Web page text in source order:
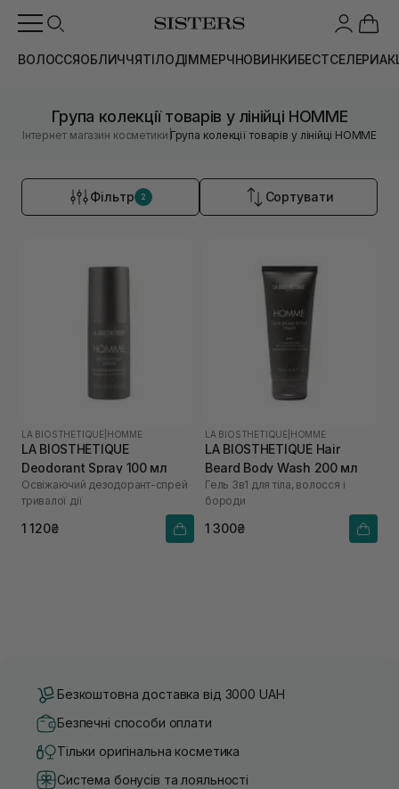
ВОЛОССЯОБЛИЧЧЯТІЛОДІММЕРЧНОВИНКИБЕСТСЕЛЕРИ
Група колекції товарів у лінійці HOMME
Інтернет магазин косметики |Група колекції товарів у лінійці HOMME
Фільтр 2 Сортувати
LA BIOSTHETIQUE HOMME
LA BIOSTHETIQUE
Deodorant Spray 100 мл
Освіжаючий дезодорант-спрей
тривалої дії
1 120₴
LA BIOSTHETIQUE HOMME
LA BIOSTHETIQUE Hair
Beard Body Wash 200 мл
Гель 3в1 для тіла, волосся і
бороди
1 300₴
Безкоштовна доставка від 3000 UAH
Безпечні способи оплати
Тільки оригінальна косметика
Система бонусів та лояльності